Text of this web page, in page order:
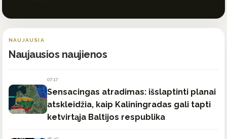
NAUJAUSIA
Naujausios naujienos
07:17
Sensacingas atradimas: išslaptinti planai
atskleidžia, kaip Kaliningradas gali tapti
ketvirtąja Baltijos respublika